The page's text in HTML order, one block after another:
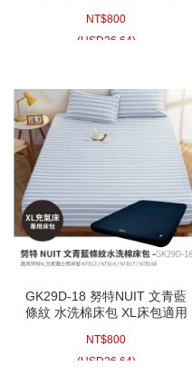
NTB68 NTB168 NTB368 XL
獨立筒充氣床 夢遊仙境充氣
NT$800
(USD26.64)
GK29D-18 努特NUIT 文青藍
條紋 水洗棉床包 XL床包適用
NTB68 NTB168 XL獨立筒充
氣床 夢遊仙境充氣睡墊 露營
NT$800
(USD26.64)